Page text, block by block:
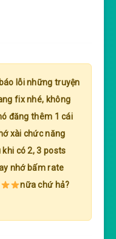
lỗi những truyện
fix nhé, không
đăng thêm 1 cái
xài chức năng
có 2, 3 posts
nhớ bấm rate
nữa chứ hả?